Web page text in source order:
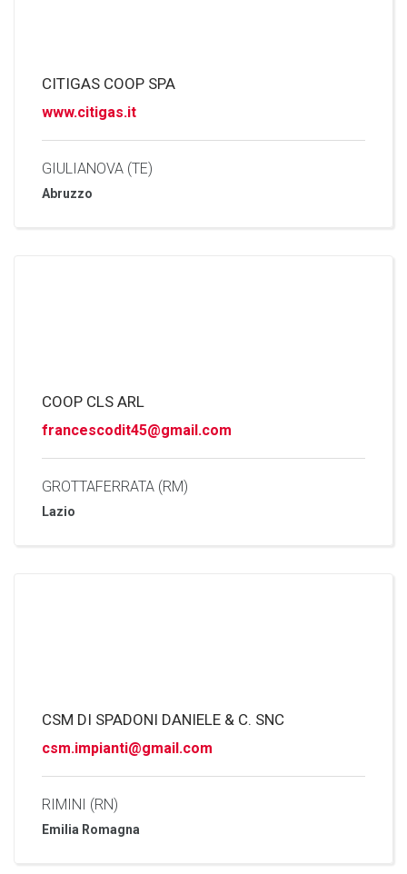
CITIGAS COOP SPA
www.citigas.it
GIULIANOVA (TE)
Abruzzo
COOP CLS ARL
francescodit45@gmail.com
GROTTAFERRATA (RM)
Lazio
CSM DI SPADONI DANIELE & C. SNC
csm.impianti@gmail.com
RIMINI (RN)
Emilia Romagna